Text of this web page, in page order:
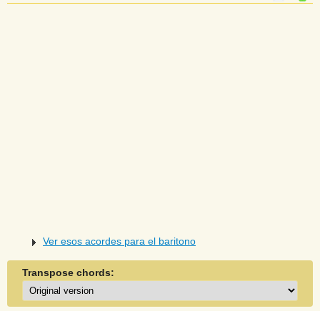
Ver esos acordes para el baritono
Transpose chords: